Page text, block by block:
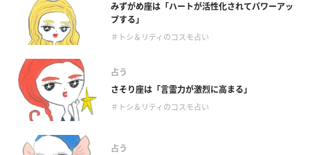
みずがめ座は「ハートが活性化されてパワーアッ
プする」
＃トシ＆リティのコスモ占い
占う
さそり座は「言霊力が激烈に高まる」
＃トシ＆リティのコスモ占い
占う